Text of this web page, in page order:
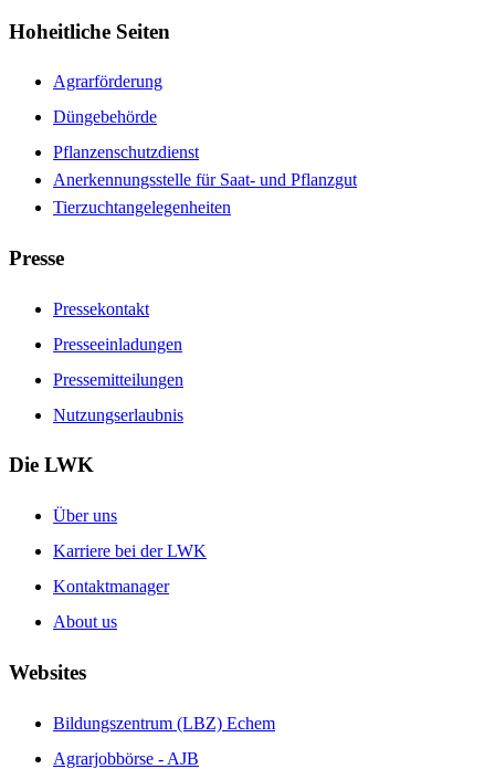
Hoheitliche Seiten
Agrarförderung
Düngebehörde
Pflanzenschutzdienst
Anerkennungsstelle für Saat- und Pflanzgut
Tierzuchtangelegenheiten
Presse
Pressekontakt
Presseeinladungen
Pressemitteilungen
Nutzungserlaubnis
Die LWK
Über uns
Karriere bei der LWK
Kontaktmanager
About us
Websites
Bildungszentrum (LBZ) Echem
Agrarjobbörse - AJB